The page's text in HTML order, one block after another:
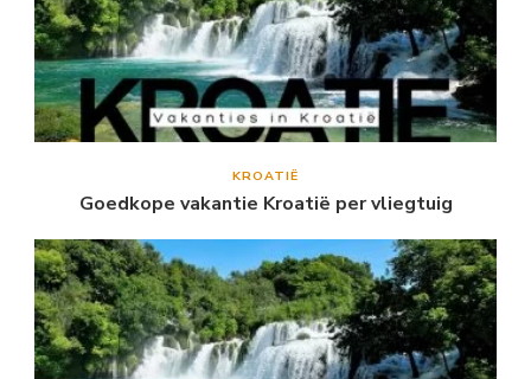
KROATIË
Goedkope vakantie Kroatië per vliegtuig